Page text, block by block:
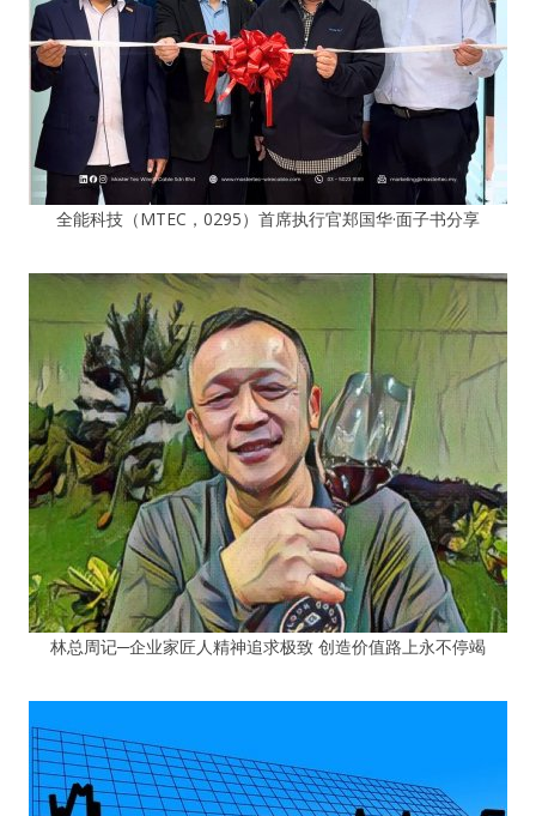
全能科技（MTEC，0295）首席执行官郑国华·面子书分享
林总周记─企业家匠人精神追求极致 创造价值路上永不停竭